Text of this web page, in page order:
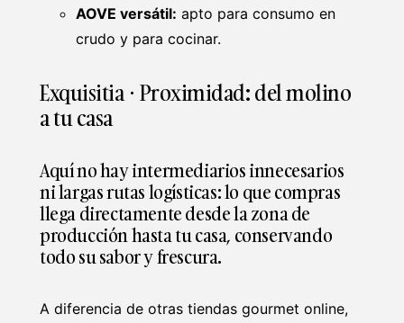
AOVE versátil: apto para consumo en
crudo y para cocinar.
Exquisitia · Proximidad: del molino
a tu casa
Aquí no hay intermediarios innecesarios
ni largas rutas logísticas: lo que compras
llega directamente desde la zona de
producción hasta tu casa, conservando
todo su sabor y frescura.
A diferencia de otras tiendas gourmet online,